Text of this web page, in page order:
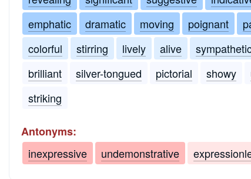
emphatic
dramatic moving poignant
colorful
stirring lively alive
brilliant
silver-tongued pictorial showy
striking
Antonyms:
inexpressive
undemonstrative